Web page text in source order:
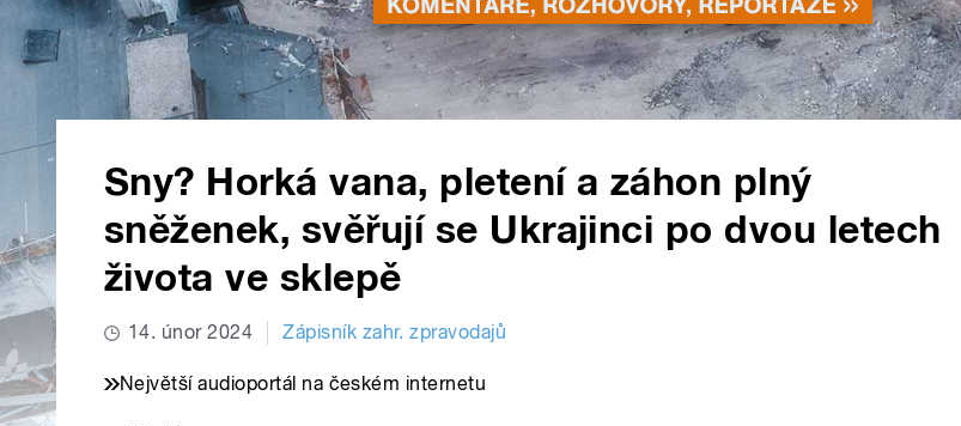
Sny? Horká vana, pletení a záhon plný
sněženek, svěřují se Ukrajinci po dvou letech
života ve sklepě
14. únor 2024 Zápisník zahr. zpravodajů
Největší audioportál na českém internetu